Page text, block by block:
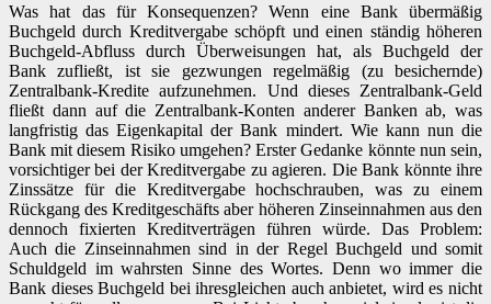
Was hat das für Konsequenzen? Wenn eine Bank übermäßig
Buchgeld durch Kreditvergabe schöpft und einen ständig höheren
Buchgeld-Abfluss durch Überweisungen hat, als Buchgeld der
Bank zufließt, ist sie gezwungen regelmäßig (zu besichernde)
Zentralbank-Kredite aufzunehmen. Und dieses Zentralbank-Geld
fließt dann auf die Zentralbank-Konten anderer Banken ab, was
langfristig das Eigenkapital der Bank mindert. Wie kann nun die
Bank mit diesem Risiko umgehen? Erster Gedanke könnte nun sein,
vorsichtiger bei der Kreditvergabe zu agieren. Die Bank könnte ihre
Zinssätze für die Kreditvergabe hochschrauben, was zu einem
Rückgang des Kreditgeschäfts aber höheren Zinseinnahmen aus den
dennoch fixierten Kreditverträgen führen würde. Das Problem:
Auch die Zinseinnahmen sind in der Regel Buchgeld und somit
Schuldgeld im wahrsten Sinne des Wortes. Denn wo immer die
Bank dieses Buchgeld bei ihresgleichen auch anbietet, wird es nicht